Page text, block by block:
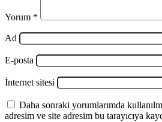
Yorum *
Ad
E-posta
İnternet sitesi
Daha sonraki yorumlarımda
adresim ve site adresim bu tarayıcıya